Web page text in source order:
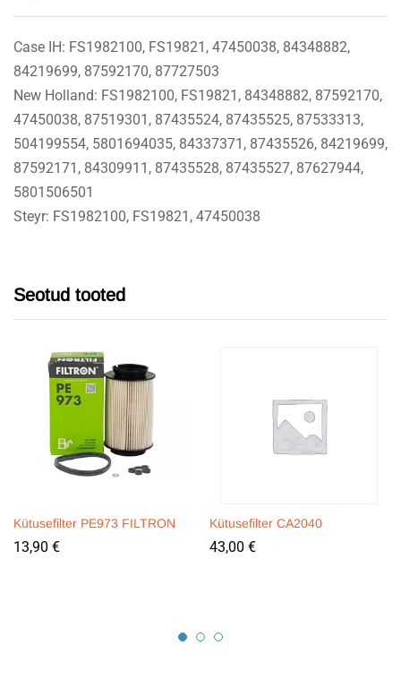
Case IH: FS1982100, FS19821, 47450038, 84348882,
84219699, 87592170, 87727503
New Holland: FS1982100, FS19821, 84348882, 87592170,
47450038, 87519301, 87435524, 87435525, 87533313,
504199554, 5801694035, 84337371, 87435526, 84219699,
87592171, 84309911, 87435528, 87435527, 87627944,
5801506501
Steyr: FS1982100, FS19821, 47450038
Seotud tooted
Kütusefilter PE973 FILTRON
13,90 €
Kütusefilter CA2040
43,00 €